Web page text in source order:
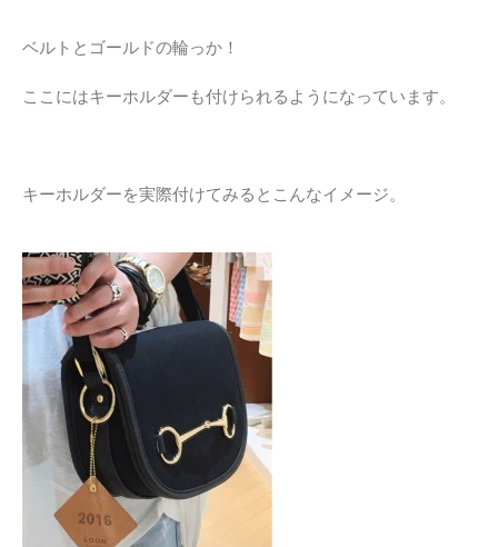
ベルトとゴールドの輪っか！
ここにはキーホルダーも付けられるようになっています。
キーホルダーを実際付けてみるとこんなイメージ。